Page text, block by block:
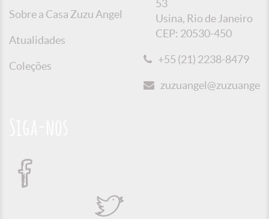
Sobre a Casa Zuzu Angel
Atualidades
Coleções
53
Usina, Rio de Janeiro
CEP: 20530-450
+55 (21) 2238-8479